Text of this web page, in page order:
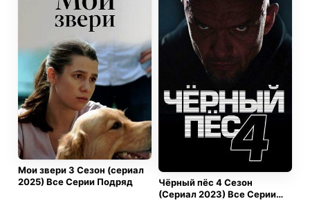
девочка и жадные бизнесмены. Это клубок старых
обид, больших денег, скрытых секретов и людей
которые готовы на всё чтобы сохранить власть. И
ему волей судьбы снова приходится быть тем кем
он уже не хотел быть, человеком который держит
удар и тянет ответственность за чужие жизни.
Мои звери 3 Сезон (сериал
2025) Все Серии Подряд
Чёрный пёс 4 Сезон
(Сериал 2023) Все Серии